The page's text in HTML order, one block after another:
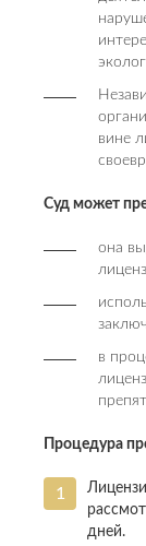
вине
Суд может
она
в
Процедура
дней.